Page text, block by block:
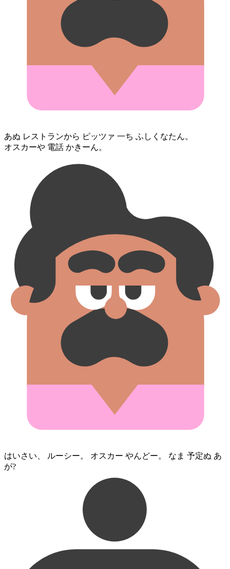
あぬ レストラン⁠から ピッツァ 一⁠ち ふしくなたん。
オスカー⁠や 電話 かきーん。
はいさい、 ルーシー。 オスカー やんどー。 なま 予定⁠ぬ あ
が?